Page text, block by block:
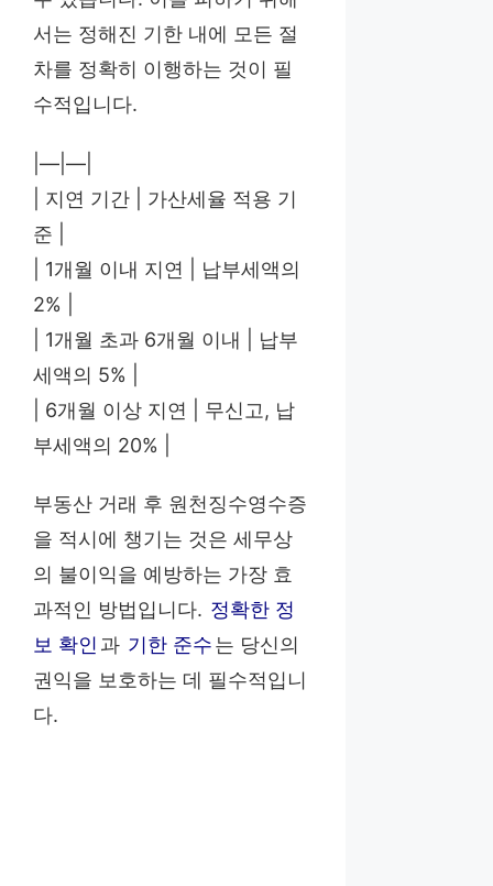
서는 정해진 기한 내에 모든 절
차를 정확히 이행하는 것이 필
수적입니다.
|—|—|
| 지연 기간 | 가산세율 적용 기
준 |
| 1개월 이내 지연 | 납부세액의
2% |
| 1개월 초과 6개월 이내 | 납부
세액의 5% |
| 6개월 이상 지연 | 무신고, 납
부세액의 20% |
부동산 거래 후 원천징수영수증
을 적시에 챙기는 것은 세무상
의 불이익을 예방하는 가장 효
과적인 방법입니다. 정확한 정
보 확인 과 기한 준수는 당신의
권익을 보호하는 데 필수적입니
다.